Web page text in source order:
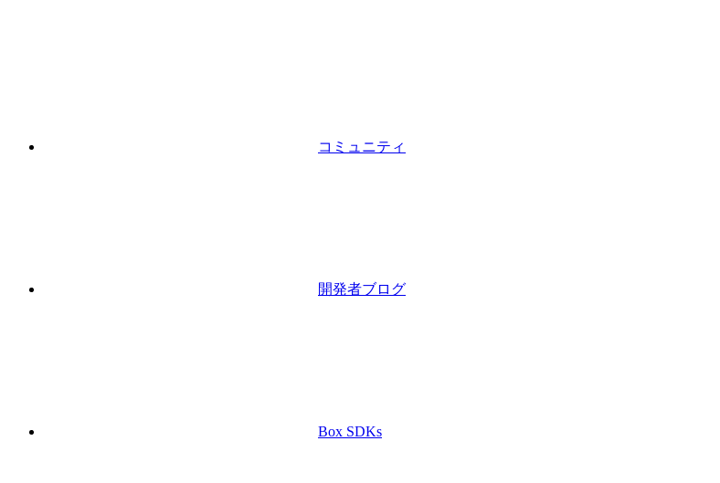
コミュニティ
開発者ブログ
Box SDKs